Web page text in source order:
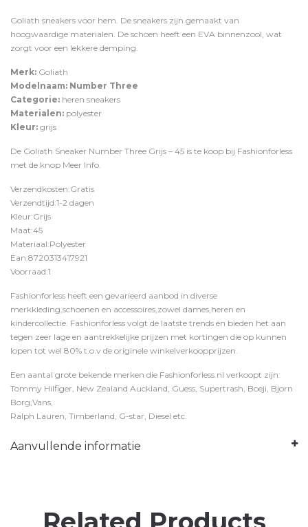
Goliath sneakers voor hem. De sneakers zijn gemaakt van
hoogwaardige materialen. De schoen heeft een EVA binnenzool, wat
zorgt voor een lekkere demping.
Merk: Goliath
Modelnaam: Number Three
Categorie: heren sneakers
Materialen: polyester
Kleur: grijs
De Goliath Sneaker Number Three Grijs – 45 is te koop bij Fashionforless
met de knop Meer Info.
Verzendkosten:Gratis
Verzendtijd:1-2 dagen
Kleur:Grijs
Maat:45
Materiaal:Polyester
Ean:8720313417921
Voorraad:1
Fashionforless heeft een gevarieerd aanbod in diverse
merkkleding,schoenen en accessoires,zowel dames,heren en
kindercollectie. Fashionforless volgt de laatste trends en bieden het aan
tegen zeer lage en aantrekkelijke prijzen met kortingen die op kunnen
lopen tot wel 80% t.o.v de originele winkelverkoopprijzen.
Een aantal grote bekende merken die Fashionforless.nl verkoopt zijn:
Tommy Hilfiger, New Zealand Auckland, Guess, Supertrash, Boeji, Bjorn
Borg,Vans,
Ralph Lauren, Timberland, G-star, Diesel etc.
Aanvullende informatie